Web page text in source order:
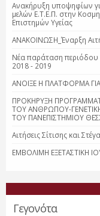
Ανακήρυξη υποψηφίων
μελών Ε.Τ.Ε.Π. στην
Επιστημών Υγείας
ΑΝΑΚΟΙΝΩΣΗ_Έναρξη
Νέα παράταση περιόδου
2018 - 2019
ΑΝΟΙΞΕ Η ΠΛΑΤΦΟΡΜΑ ΓΙΑ
ΠΡΟΚΗΡΥΞΗ
ΤΟΥ ΑΝΘΡΩΠΟΥ-
ΤΟΥ ΠΑΝΕΠΙΣΤΗΜΙΟΥ
Αιτήσεις Σίτισης και
ΕΜΒΟΛΙΜΗ ΕΞΕΤΑΣΤΙΚΗ
Γεγονότα